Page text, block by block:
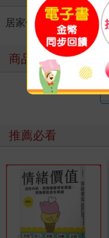
居家休閒 ＞ 流行包袋
商品評價
推薦必看